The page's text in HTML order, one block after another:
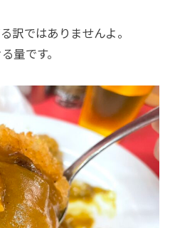
訳ではありませんよ。
量です。